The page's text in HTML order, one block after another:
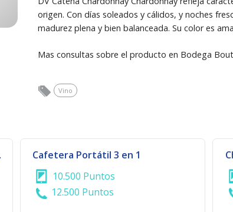
origen. Con días soleados y cálidos, y noches
madurez plena y bien balanceada. Su color es
Mas consultas sobre el producto en Bodega
Vino
Cafetera Portátil 3 en 1
10.500 Puntos
12.500 Puntos